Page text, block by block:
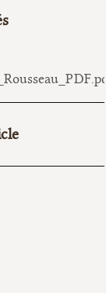
aux lois